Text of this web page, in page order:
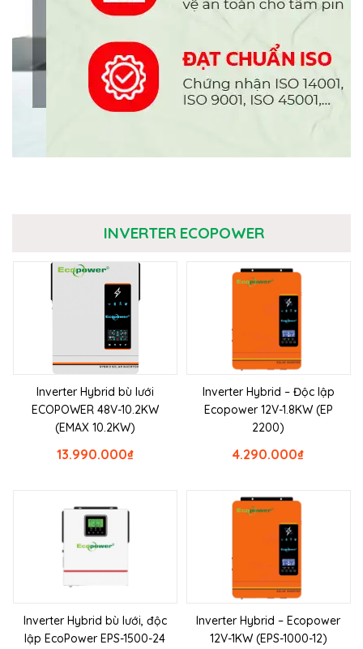
INVERTER ECOPOWER
Inverter Hybrid bù lưới
ECOPOWER 48V-10.2KW
(EMAX 10.2KW)
₫
13.990.000
Inverter Hybrid – Độc lập
Ecopower 12V-1.8KW (EP
2200)
₫
4.290.000
Inverter Hybrid bù lưới, độc
lập EcoPower EPS-1500-24
Inverter Hybrid – Ecopower
12V-1KW (EPS-1000-12)